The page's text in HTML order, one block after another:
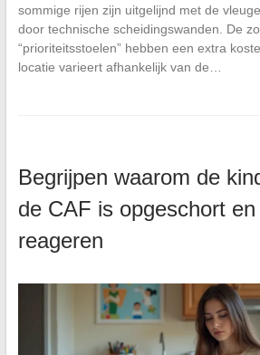
sommige rijen zijn uitgelijnd met de
door technische scheidingswanden. De
“prioriteitsstoelen” hebben een extra
locatie varieert afhankelijk van de…
Begrijpen waarom de
de CAF is opgeschort
reageren